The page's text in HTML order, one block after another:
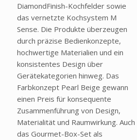
DiamondFinish-Kochfelder sowie
das vernetzte Kochsystem M
Sense. Die Produkte überzeugen
durch präzise Bedienkonzepte,
hochwertige Materialien und ein
konsistentes Design über
Gerätekategorien hinweg. Das
Farbkonzept Pearl Beige gewann
einen Preis für konsequente
Zusammenführung von Design,
Materialität und Raumwirkung. Auch
das Gourmet-Box-Set als